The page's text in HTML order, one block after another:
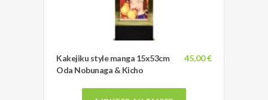
45,00 €
Kakejiku style manga 15x53cm
Oda Nobunaga & Kicho